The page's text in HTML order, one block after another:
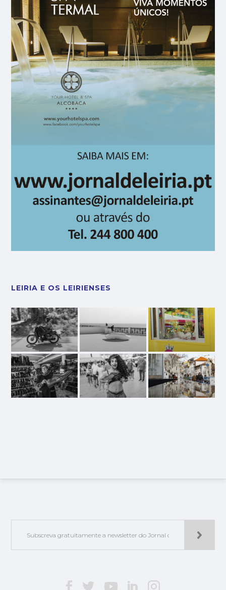
LEIRIA E OS LEIRIENSES